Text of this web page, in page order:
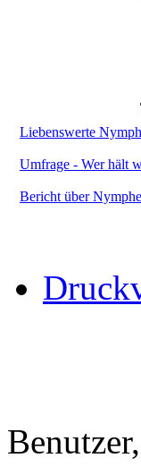
Liebenswerte
Umfrage - Wer hält
Bericht über